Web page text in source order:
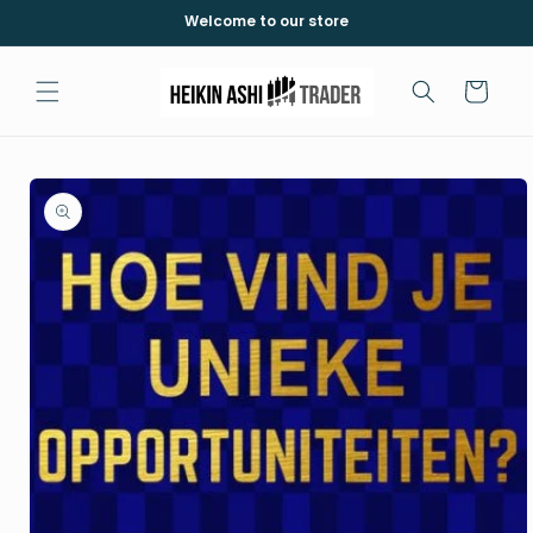
Welcome to our store
Cart
Skip to
product
information